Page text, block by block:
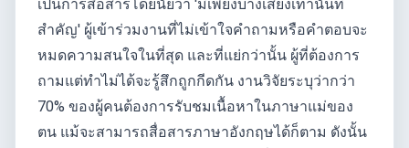
เป็นการสื่อสารโดยนัยว่า 'มีเพียงบางเสียงเท่านั้นที่
สำคัญ' ผู้เข้าร่วมงานที่ไม่เข้าใจคำถามหรือคำตอบจะ
หมดความสนใจในที่สุด และที่แย่กว่านั้น ผู้ที่ต้องการ
ถามแต่ทำไม่ได้จะรู้สึกถูกกีดกัน งานวิจัยระบุว่ากว่า
70% ของผู้คนต้องการรับชมเนื้อหาในภาษาแม่ของ
ตน แม้จะสามารถสื่อสารภาษาอังกฤษได้ก็ตาม ดังนั้น